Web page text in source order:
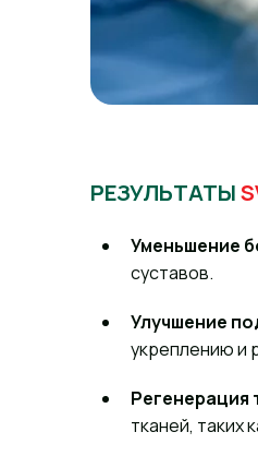
РЕЗУЛЬТАТЫ
Уменьшение
суставов.
Улучшение
укреплению и
Регенерация
тканей, таких